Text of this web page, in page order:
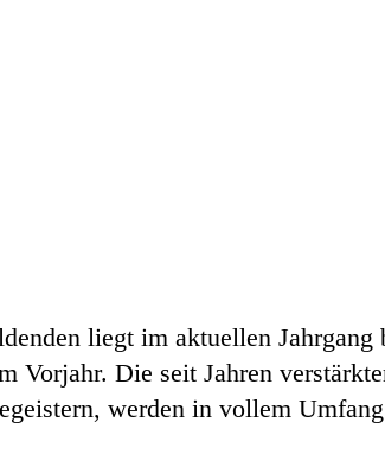
liegt im aktuellen
Vorjahr. Die seit Jahren
werden in vollem